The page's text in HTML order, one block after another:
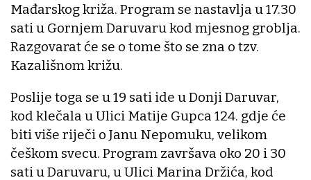
Mađarskog križa. Program se nastavlja u 17.30
sati u Gornjem Daruvaru kod mjesnog groblja.
Razgovarat će se o tome što se zna o tzv.
Kazališnom križu.
Poslije toga se u 19 sati ide u Donji Daruvar,
kod klečala u Ulici Matije Gupca 124. gdje će
biti više riječi o Janu Nepomuku, velikom
češkom svecu. Program završava oko 20 i 30
sati u Daruvaru, u Ulici Marina Držića, kod